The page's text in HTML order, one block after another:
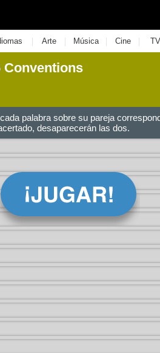
| Arte | Música | Cine | TV
Conventions
palabra sobre su pareja
desaparecerán las dos.